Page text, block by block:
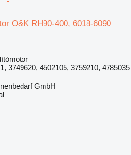
O&K RH90-400, 6018-6090
3749620, 4502105, 3759210, 4785035
GmbH